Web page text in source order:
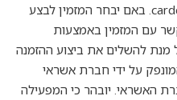
טלפונית, או באמצעות שירות cardcom. באם יבחר המזמין לבצע
עם המזמין באמצעות
מנת להשלים את ביצוע ההזמנה
על ידי חברת אשראי
האשראי. יובהר כי המפעילה